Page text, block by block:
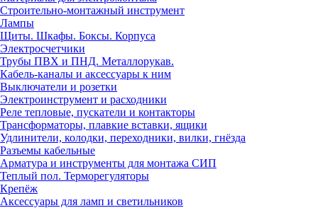
Строительно-монтажный инструмент
Лампы
Щиты. Шкафы. Боксы. Корпуса
Электросчетчики
Трубы ПВХ и ПНД. Металлорукав.
Кабель-каналы и аксессуары к ним
Выключатели и розетки
Электроинструмент и расходники
Реле тепловые, пускатели и контакторы
Трансформаторы, плавкие вставки, ящики
Удлинители, колодки, переходники, вилки, гнёзда
Разъемы кабельные
Арматура и инструменты для монтажа СИП
Теплый пол. Терморегуляторы
Крепёж
Аксессуары для ламп и светильников